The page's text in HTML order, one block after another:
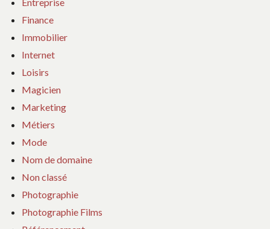
Finance
Immobilier
Internet
Loisirs
Magicien
Marketing
Métiers
Mode
Nom de domaine
Non classé
Photographie
Photographie Films